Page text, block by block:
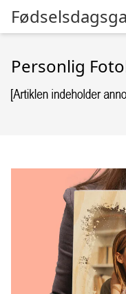
Personlig